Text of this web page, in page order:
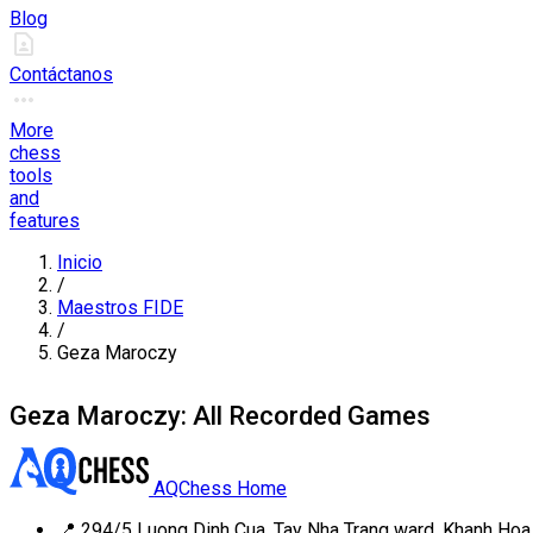
Blog
Contáctanos
More
chess
tools
and
features
Inicio
/
Maestros FIDE
/
Geza Maroczy
Geza Maroczy: All Recorded Games
AQChess Home